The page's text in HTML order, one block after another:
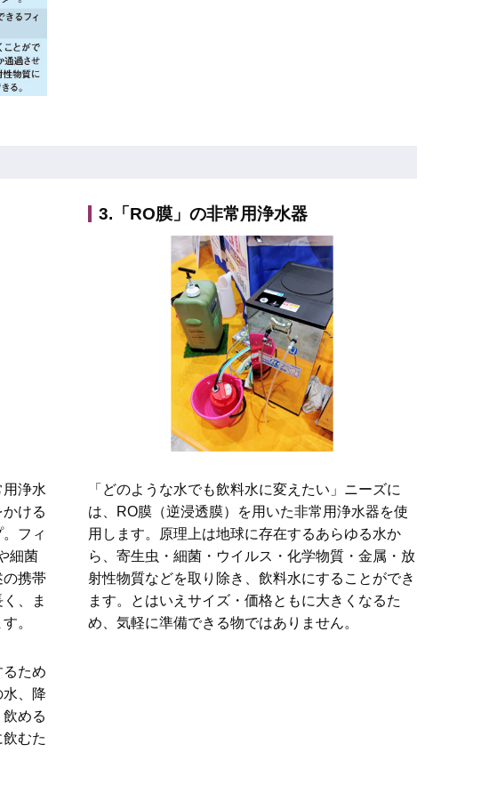
浄水
ける
フィ
細菌
携帯
、ま
。
ため
、降
める
むた
3.「RO膜」の非常用浄水器
「どのような水でも飲料水に変えたい」ニーズに
は、RO膜（逆浸透膜）を用いた非常用浄水器を使
用します。原理上は地球に存在するあらゆる水か
ら、寄生虫・細菌・ウイルス・化学物質・金属・放
射性物質などを取り除き、飲料水にすることができ
ます。とはいえサイズ・価格ともに大きくなるた
め、気軽に準備できる物ではありません。